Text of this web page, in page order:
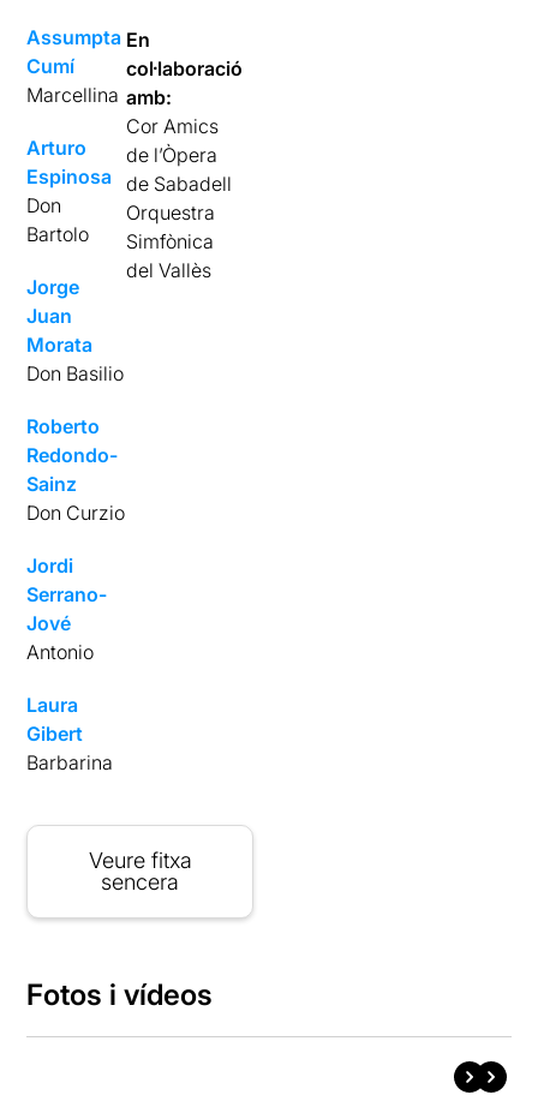
Assumpta
Cumí
Marcellina
Arturo
Espinosa
Don
Bartolo
Jorge
Juan
Morata
Don Basilio
Roberto
Redondo-
Sainz
Don Curzio
Jordi
Serrano-
Jové
Antonio
Laura
Gibert
Barbarina
En
col·laboració
amb:
Cor Amics
de l’Òpera
de Sabadell
Orquestra
Simfònica
del Vallès
Veure fitxa
sencera
Fotos i vídeos